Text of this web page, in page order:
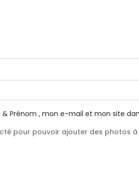
& Prénom , mon e-mail et mon site
pour pouvoir ajouter des photos